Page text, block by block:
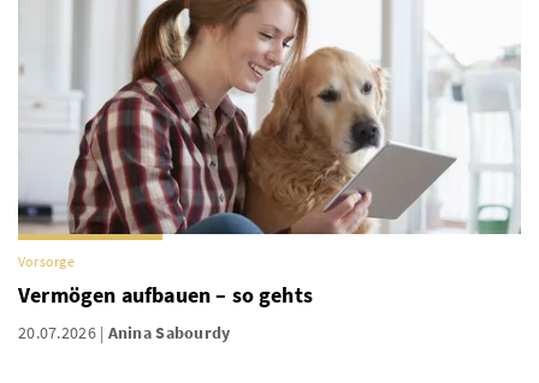
Vorsorge
Vermögen aufbauen – so gehts
20.07.2026 Anina Sabourdy